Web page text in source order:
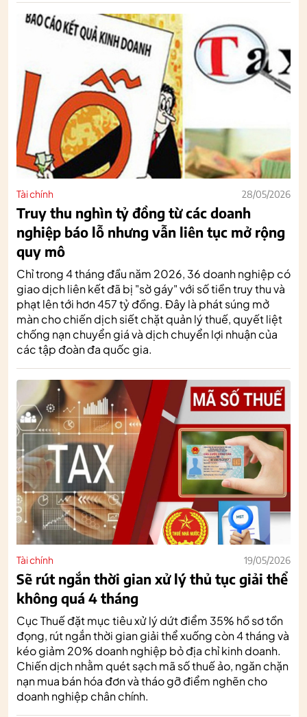
Tài chính 28/05/2026
Truy thu nghìn tỷ đồng từ các doanh
nghiệp báo lỗ nhưng vẫn liên tục mở rộng
quy mô
Chỉ trong 4 tháng đầu năm 2026, 36 doanh nghiệp có
giao dịch liên kết đã bị "sờ gáy" với số tiền truy thu và
phạt lên tới hơn 457 tỷ đồng. Đây là phát súng mở
màn cho chiến dịch siết chặt quản lý thuế, quyết liệt
chống nạn chuyển giá và dịch chuyển lợi nhuận của
các tập đoàn đa quốc gia.
Tài chính 19/05/2026
Sẽ rút ngắn thời gian xử lý thủ tục giải thể
không quá 4 tháng
Cục Thuế đặt mục tiêu xử lý dứt điểm 35% hồ sơ tồn
đọng, rút ngắn thời gian giải thể xuống còn 4 tháng và
kéo giảm 20% doanh nghiệp bỏ địa chỉ kinh doanh.
Chiến dịch nhằm quét sạch mã số thuế ảo, ngăn chặn
nạn mua bán hóa đơn và tháo gỡ điểm nghẽn cho
doanh nghiệp chân chính.